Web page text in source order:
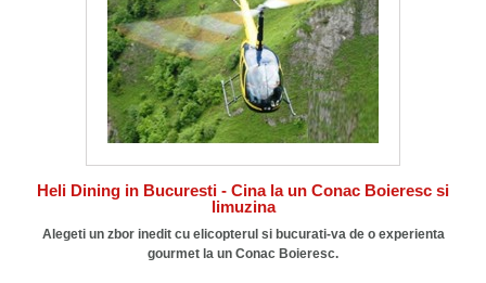
Heli Dining in Bucuresti - Cina la un Conac Boieresc si
limuzina
Alegeti un zbor inedit cu elicopterul si bucurati-va de o experienta
gourmet la un Conac Boieresc.